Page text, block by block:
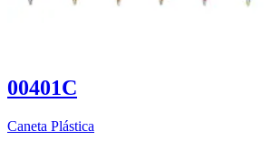
00401C
Caneta Plástica